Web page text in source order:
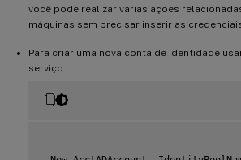
você pode realizar várias ações
máquinas sem precisar inserir as
Para criar uma nova conta de identidade
serviço